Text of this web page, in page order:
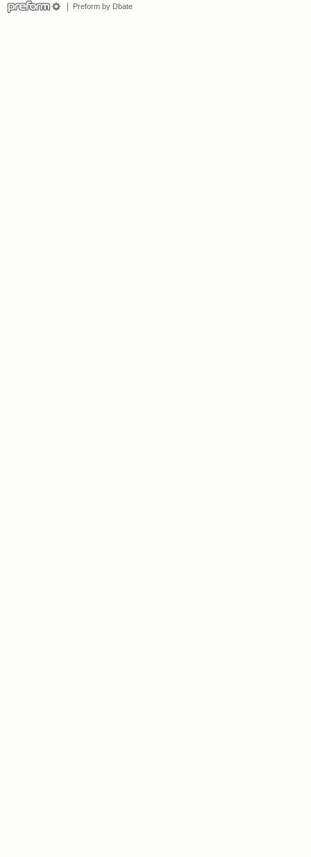
Preform by Dbate